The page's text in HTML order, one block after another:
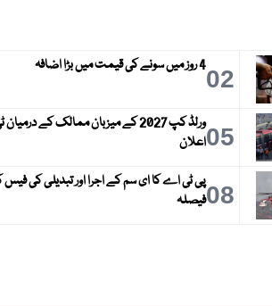
024 روز میں سونے کی قیمت میں بڑا اضافہ
05
ورلڈ کپ 2027 کے میزبان ممالک کے
اعلان
08پی ٹی اے کا ای سم کے اجرا اور تبدیلی کی فیس
فیصلہ